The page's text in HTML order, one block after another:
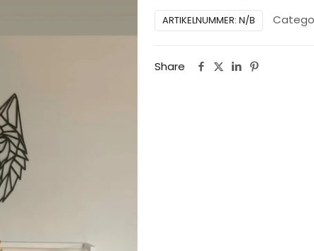
massieve
eik
aantal
ARTIKELNUMMER: N/B
Share